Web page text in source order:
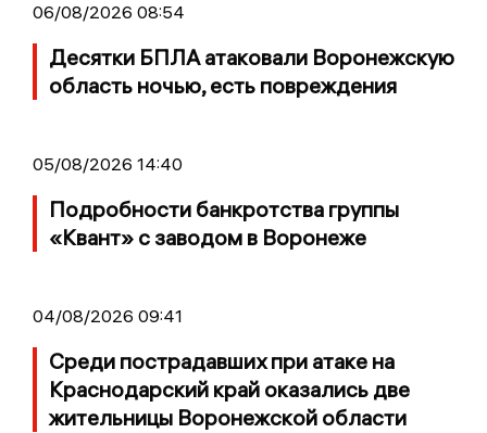
06/08/2026 08:54
Десятки БПЛА атаковали Воронежскую
область ночью, есть повреждения
05/08/2026 14:40
Подробности банкротства группы
«Квант» с заводом в Воронеже
04/08/2026 09:41
Среди пострадавших при атаке на
Краснодарский край оказались две
жительницы Воронежской области